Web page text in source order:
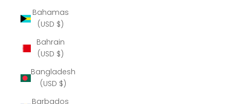
Bahamas
(USD $)
Bahrain
(USD $)
Bangladesh
(USD $)
Barbados